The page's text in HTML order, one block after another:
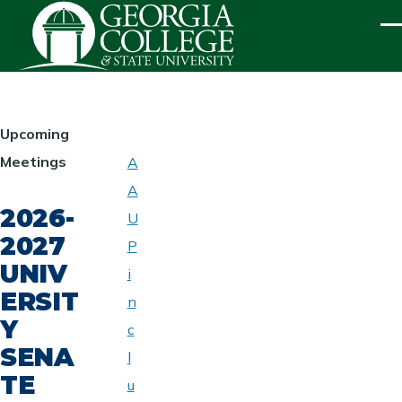
Skip to main content
HOMEPAGE
Upcoming
Meetings
2026-
2027
UNIV
ERSIT
Y
SENA
TE
UNIVERSITY
SENATE
A
A
U
P
i
n
c
l
u